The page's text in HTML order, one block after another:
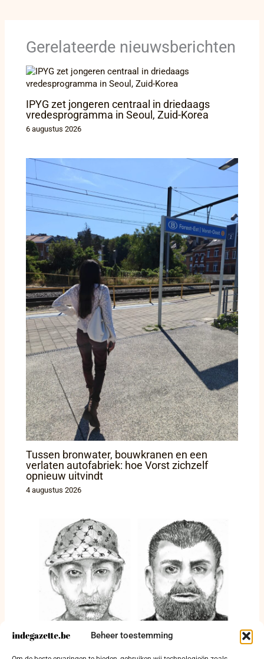
Beheer toestemming
Gerelateerde nieuwsberichten
IPYG zet jongeren centraal in driedaags
vredesprogramma in Seoul, Zuid-Korea
6 augustus 2026
Tussen bronwater, bouwkranen en een
verlaten autofabriek: hoe Vorst zichzelf
opnieuw uitvindt
4 augustus 2026
Twee verdachten gezocht na afpersing en